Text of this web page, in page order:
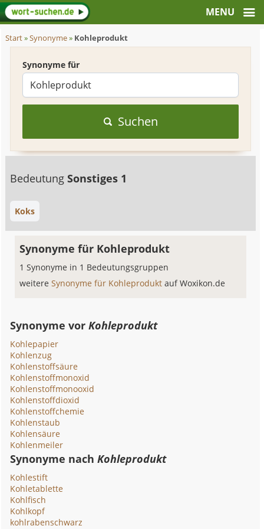
Start»Synonyme» Kohleprodukt
Synonyme für
Suchen
BedeutungSonstiges 1
Koks
Synonyme für Kohleprodukt
1 Synonyme in 1 Bedeutungsgruppen
weitereSynonyme für Kohleproduktauf Woxikon.de
Synonyme vorKohleprodukt
Kohlepapier
Kohlenzug
Kohlenstoffsäure
Kohlenstoffmonoxid
Kohlenstoffmonooxid
Kohlenstoffdioxid
Kohlenstoffchemie
Kohlenstaub
Kohlensäure
Kohlenmeiler
Synonyme nachKohleprodukt
Kohlestift
Kohletablette
Kohlfisch
Kohlkopf
kohlrabenschwarz